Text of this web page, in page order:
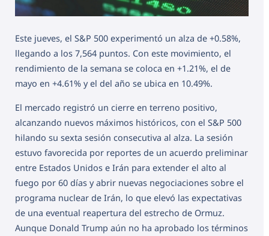
Este jueves, el S&P 500 experimentó un alza de +0.58%,
llegando a los 7,564 puntos. Con este movimiento, el
rendimiento de la semana se coloca en +1.21%, el de
mayo en +4.61% y el del año se ubica en 10.49%.
El mercado registró un cierre en terreno positivo,
alcanzando nuevos máximos históricos, con el S&P 500
hilando su sexta sesión consecutiva al alza. La sesión
estuvo favorecida por reportes de un acuerdo preliminar
entre Estados Unidos e Irán para extender el alto al
fuego por 60 días y abrir nuevas negociaciones sobre el
programa nuclear de Irán, lo que elevó las expectativas
de una eventual reapertura del estrecho de Ormuz.
Aunque Donald Trump aún no ha aprobado los términos